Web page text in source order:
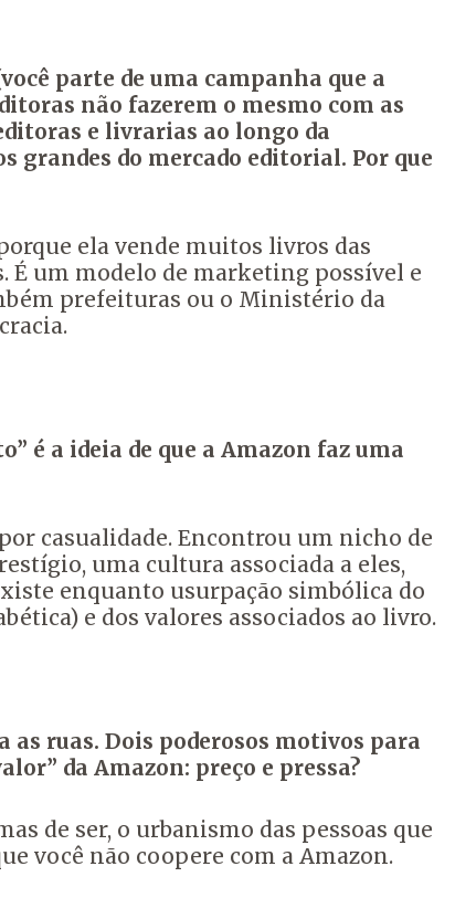
parte de uma campanha que a
não fazerem o mesmo com as
e livrarias ao longo da
grandes do mercado editorial. Por que
ela vende muitos livros das
É um modelo de marketing possível e
prefeituras ou o Ministério da
é a ideia de que a Amazon faz uma
casualidade. Encontrou um nicho de
uma cultura associada a eles,
enquanto usurpação simbólica do
e dos valores associados ao livro.
ruas. Dois poderosos motivos para
da Amazon: preço e pressa?
de ser, o urbanismo das pessoas que
você não coopere com a Amazon.